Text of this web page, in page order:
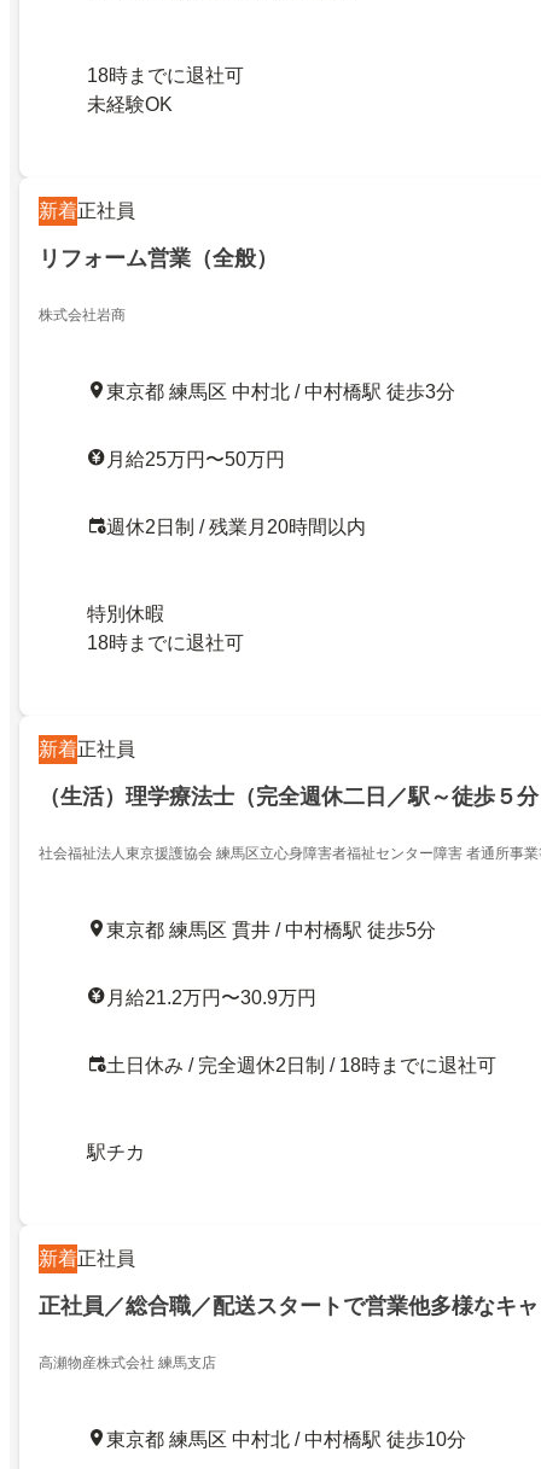
18時までに退社可
未経験OK
新着正社員
リフォーム営業（全般）
株式会社岩商
東京都 練馬区 中村北 / 中村橋駅 徒歩3分
月給25万円〜50万円
週休2日制 / 残業月20時間以内
特別休暇
18時までに退社可
新着正社員
（生活）理学療法士（完全週休二日／駅～徒歩５
社会福祉法人東京援護協会 練馬区立心身障害者福祉センター障害 者通所事
東京都 練馬区 貫井 / 中村橋駅 徒歩5分
月給21.2万円〜30.9万円
土日休み / 完全週休2日制 / 18時までに退社可
駅チカ
新着正社員
正社員／総合職／配送スタートで営業他多様なキ
高瀬物産株式会社 練馬支店
東京都 練馬区 中村北 / 中村橋駅 徒歩10分